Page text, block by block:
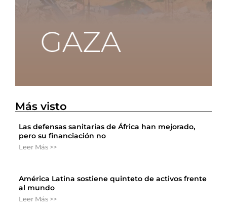
Más visto
Las defensas sanitarias de África han mejorado,
pero su financiación no
Leer Más >>
América Latina sostiene quinteto de activos frente
al mundo
Leer Más >>